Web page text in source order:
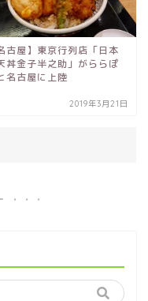
古屋】東京行列店「日本
丼金子半之助」がららぽ
名古屋に上陸
2019年3月21日